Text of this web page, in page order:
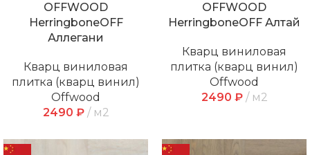
OFFWOOD
HerringboneOFF
Аллегани
Кварц виниловая
плитка (кварц винил)
Offwood
2490 ₽ м2
OFFWOOD
HerringboneOFF Алтай
Кварц виниловая
плитка (кварц винил)
Offwood
2490 ₽ м2